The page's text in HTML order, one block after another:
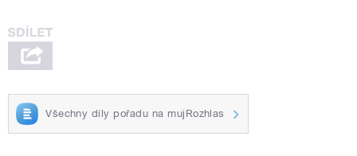
Všechny díly pořadu na mujRozhlas